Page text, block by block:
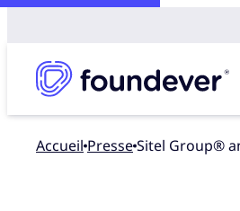
Accueil presse Sitel Group®